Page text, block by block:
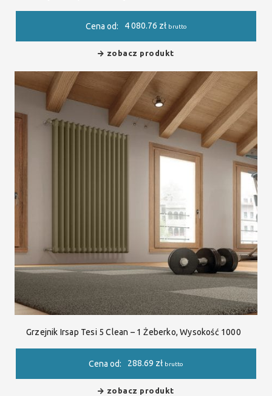
Cena od: 4 080.76 zł brutto
zobacz produkt
Grzejnik Irsap Tesi 5 Clean – 1 Żeberko, Wysokość 1000
Cena od: 288.69 zł brutto
zobacz produkt